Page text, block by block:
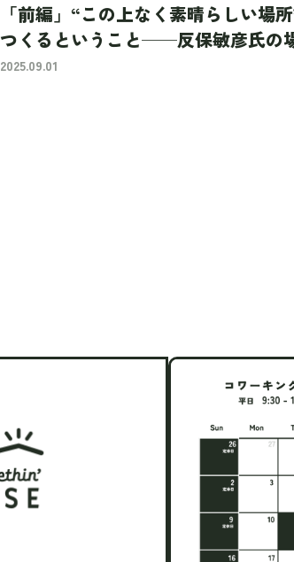
「前編」“この上なく素晴らしい場
つくるということ──反保敏彦氏の
りの想い
2025.09.01